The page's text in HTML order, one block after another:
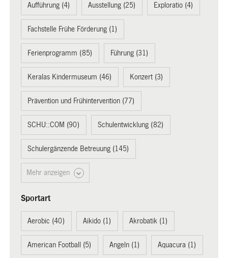
Aufführung (4) Ausstellung (25) Exploratio (4)
Fachstelle Frühe Förderung (1)
Ferienprogramm (85) Führung (31)
Keralas Kindermuseum (46) Konzert (3)
Prävention und Frühintervention (77)
SCHU::COM (90) Schulentwicklung (82)
Schulergänzende Betreuung (145)
Mehr anzeigen
Sportart
Aerobic (40) Aikido (1) Akrobatik (1)
American Football (5) Angeln (1) Aquacura (1)